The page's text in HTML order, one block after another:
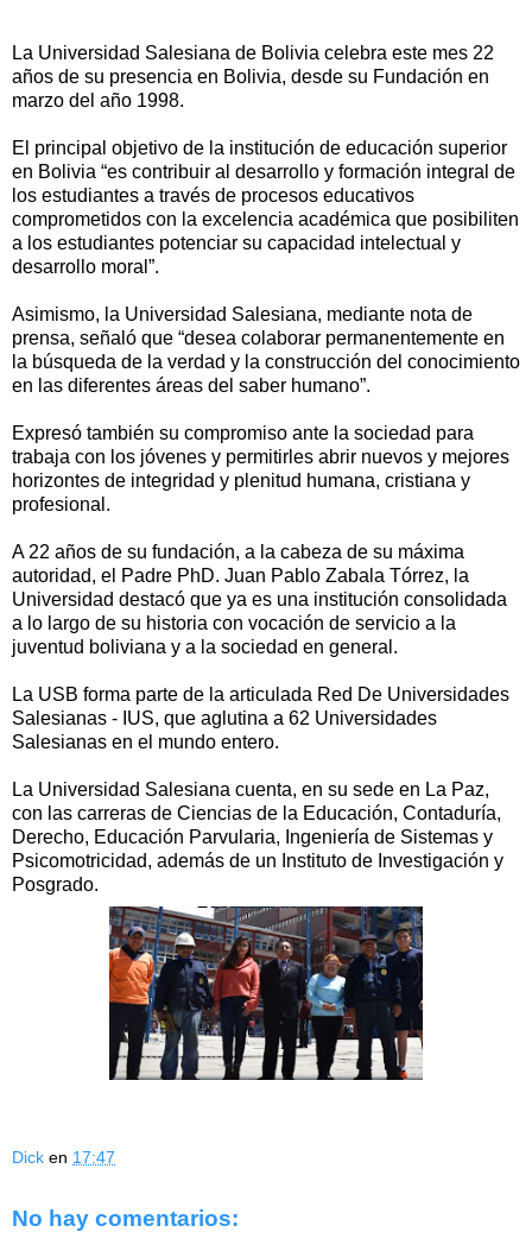
La Universidad Salesiana de Bolivia celebra este mes 22
años de su presencia en Bolivia, desde su Fundación en
marzo del año 1998.
El principal objetivo de la institución de educación superior
en Bolivia “es contribuir al desarrollo y formación integral de
los estudiantes a través de procesos educativos
comprometidos con la excelencia académica que posibiliten
a los estudiantes potenciar su capacidad intelectual y
desarrollo moral”.
Asimismo, la Universidad Salesiana, mediante nota de
prensa, señaló que “desea colaborar permanentemente en
la búsqueda de la verdad y la construcción del conocimiento
en las diferentes áreas del saber humano”.
Expresó también su compromiso ante la sociedad para
trabaja con los jóvenes y permitirles abrir nuevos y mejores
horizontes de integridad y plenitud humana, cristiana y
profesional.
A 22 años de su fundación, a la cabeza de su máxima
autoridad, el Padre PhD. Juan Pablo Zabala Tórrez, la
Universidad destacó que ya es una institución consolidada
a lo largo de su historia con vocación de servicio a la
juventud boliviana y a la sociedad en general.
La USB forma parte de la articulada Red De Universidades
Salesianas - IUS, que aglutina a 62 Universidades
Salesianas en el mundo entero.
La Universidad Salesiana cuenta, en su sede en La Paz,
con las carreras de Ciencias de la Educación, Contaduría,
Derecho, Educación Parvularia, Ingeniería de Sistemas y
Psicomotricidad, además de un Instituto de Investigación y
Posgrado.
Dick en 17:47
No hay comentarios: